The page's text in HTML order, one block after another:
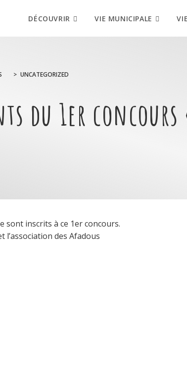
DÉCOUVRIR VIE MUNICIPALE
> UNCATEGORIZED
du 1er
sont inscrits à ce 1er concours.
l’association des Afadous